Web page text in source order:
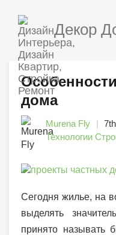
Декор
дома
Murena Fly
Технологии
Сегодня жилье, на
выделять
принято называть